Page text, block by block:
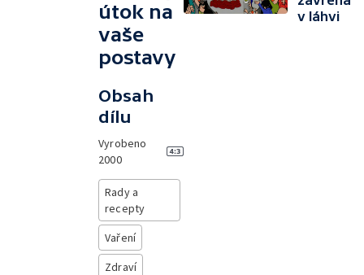
útok na
vaše
postavy
Obsah
dílu
Vyrobeno
2000
Rady a
recepty
Vaření
Zdraví
v láhvi